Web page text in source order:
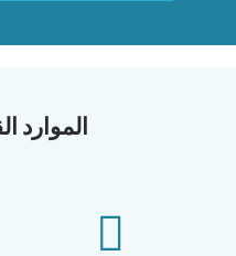
الموارد